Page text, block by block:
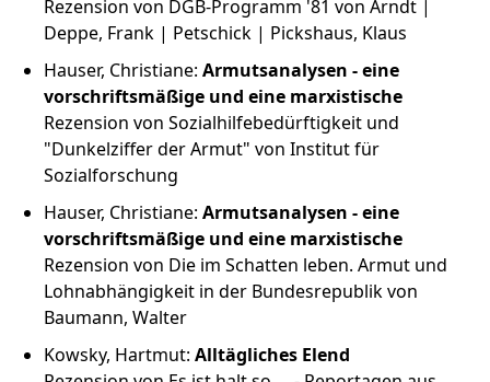
Rezension von DGB-Programm '81 von Arndt |
Deppe, Frank | Petschick | Pickshaus, Klaus
Hauser, Christiane: Armutsanalysen - eine
vorschriftsmäßige und eine marxistische
Rezension von Sozialhilfebedürftigkeit und
"Dunkelziffer der Armut" von Institut für
Sozialforschung
Hauser, Christiane: Armutsanalysen - eine
vorschriftsmäßige und eine marxistische
Rezension von Die im Schatten leben. Armut und
Lohnabhängigkeit in der Bundesrepublik von
Baumann, Walter
Kowsky, Hartmut: Alltägliches Elend